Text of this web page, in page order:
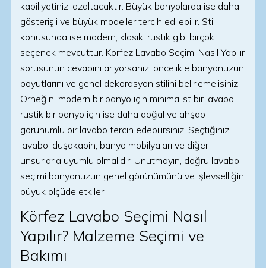
kabiliyetinizi azaltacaktır. Büyük banyolarda ise daha
gösterişli ve büyük modeller tercih edilebilir. Stil
konusunda ise modern, klasik, rustik gibi birçok
seçenek mevcuttur. Körfez Lavabo Seçimi Nasıl Yapılır
sorusunun cevabını arıyorsanız, öncelikle banyonuzun
boyutlarını ve genel dekorasyon stilini belirlemelisiniz.
Örneğin, modern bir banyo için minimalist bir lavabo,
rustik bir banyo için ise daha doğal ve ahşap
görünümlü bir lavabo tercih edebilirsiniz. Seçtiğiniz
lavabo, duşakabin, banyo mobilyaları ve diğer
unsurlarla uyumlu olmalıdır. Unutmayın, doğru lavabo
seçimi banyonuzun genel görünümünü ve işlevselliğini
büyük ölçüde etkiler.
Körfez Lavabo Seçimi Nasıl
Yapılır? Malzeme Seçimi ve
Bakımı